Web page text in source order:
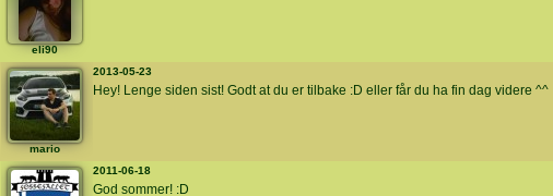
eli90
mario
2013-05-23
Hey! Lenge siden sist! Godt at du er tilbake :D eller får du ha fin dag videre ^^
2011-06-18
God sommer! :D